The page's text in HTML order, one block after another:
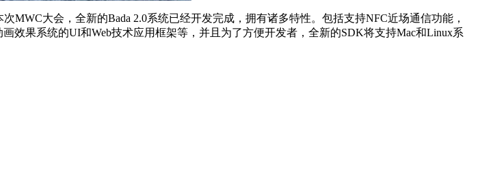
大会，全新的Bada 2.0系统已经开发完成，拥有诸多特性。包括支持NFC近场通信功能，
效果系统的UI和Web技术应用框架等，并且为了方便开发者，全新的SDK将支持Mac和Linux系